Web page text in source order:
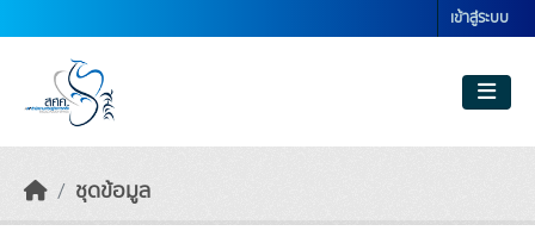
เข้าสู่ระบบ
ชุดข้อมูล